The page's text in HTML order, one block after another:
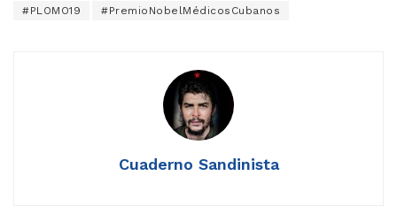
#PLOMO19 #PremioNobelMédicosCubanos
Cuaderno Sandinista